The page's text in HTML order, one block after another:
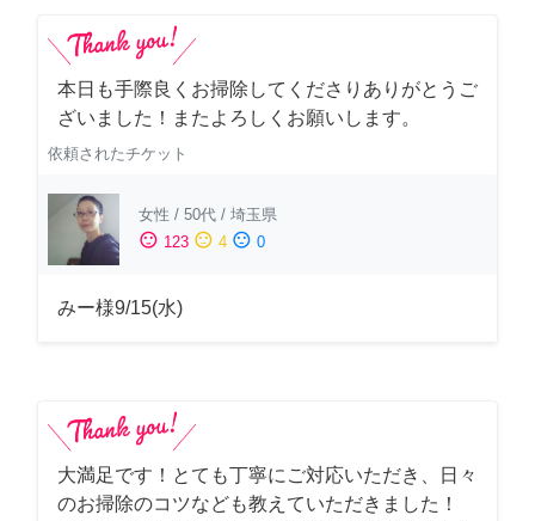
本日も手際良くお掃除してくださりありがとうご
ざいました！またよろしくお願いします。
依頼されたチケット
女性 / 50代 / 埼玉県
sentiment_satisfied 123 sentiment_neutral 4 sentiment_dissatisfied 0
みー様9/15(水)
大満足です！とても丁寧にご対応いただき、日々
のお掃除のコツなども教えていただきました！